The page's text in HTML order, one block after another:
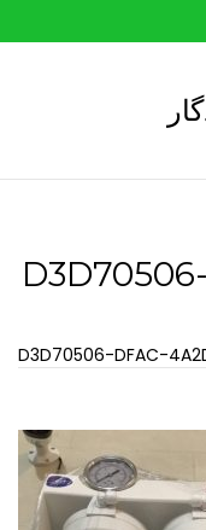
D3D70506-DFAC-